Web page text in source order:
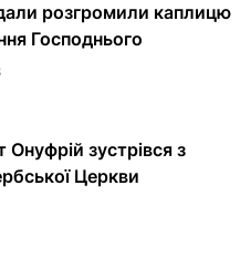
розгромили каплицю
Господнього
зустрівся з
Церкви